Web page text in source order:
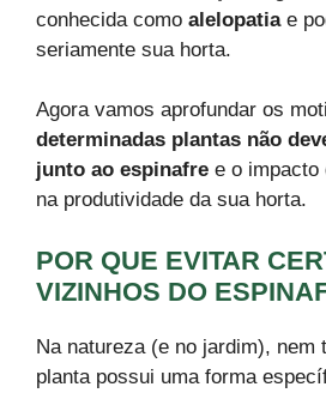
conhecida como alelopatiae
seriamente sua horta.
Agora vamos aprofundar os
determinadas plantas não
junto ao espinafre e o impacto
na produtividade da sua horta.
POR QUE EVITAR
VIZINHOS DO
Na natureza (e no jardim), nem
planta possui uma forma